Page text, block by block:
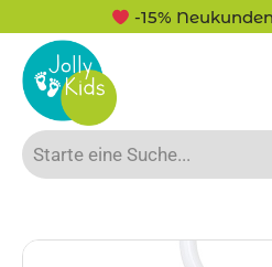
-15% Neukunden-